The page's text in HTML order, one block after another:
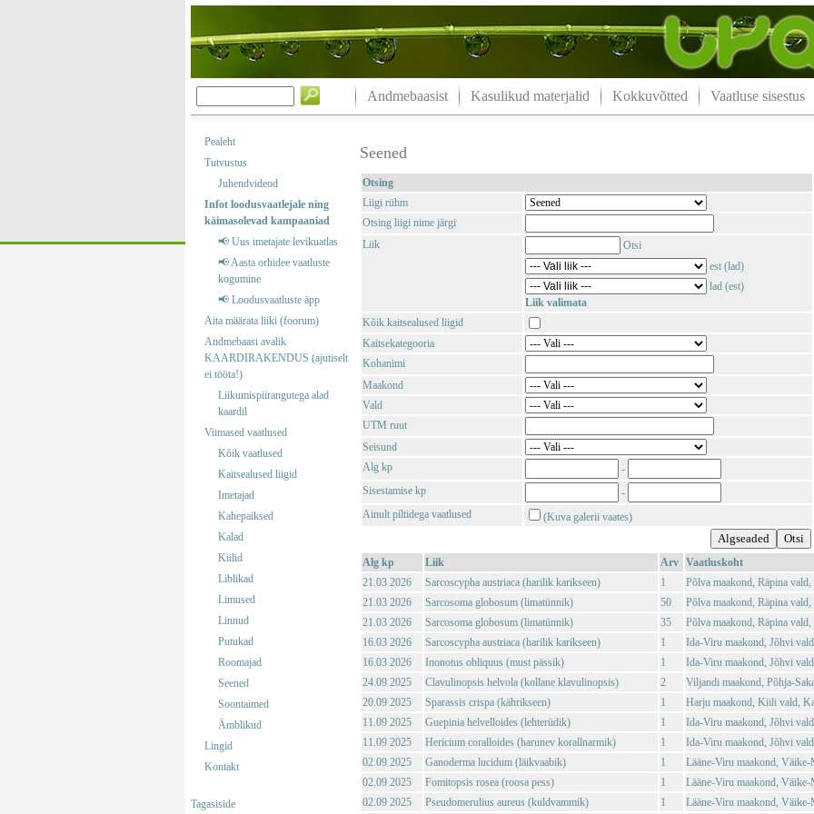
Andmebaasist Kasulikud materjalid Kokkuvõtted Vaatluse sisestus
Pealeht
Tutvustus
Juhendvideod
Infot loodusvaatlejale ning
käimasolevad kampaaniad
📢 Uus imetajate levikuatlas
📢 Aasta orhidee vaatluste
kogumine
📢 Loodusvaatluste äpp
Aita määrata liiki (foorum)
Andmebaasi avalik
KAARDIRAKENDUS (ajutiselt
ei tööta!)
Liikumispiirangutega alad
kaardil
Viimased vaatlused
Kõik vaatlused
Kaitsealused liigid
Imetajad
Kahepaiksed
Kalad
Kiilid
Liblikad
Limused
Linnud
Putukad
Roomajad
Seened
Soontaimed
Ämblikud
Lingid
Kontakt
Tagasiside
Seened
Otsing
Liigi rühm
Otsing liigi nime järgi
Liik
Otsi
est (lad)
lad (est)
Liik valimata
Kõik kaitsealused liigid
Kaitsekategooria
Kohanimi
Maakond
Vald
UTM ruut
Seisund
Alg kp
-
Sisestamise kp
-
Ainult piltidega vaatlused
(Kuva galerii vaates)
Alg kp Liik Arv
Vaatluskoht
21.03 2026
Sarcoscypha austriaca (harilik karikseen) 1
Põlva maakond, Räpina
21.03 2026
Sarcosoma globosum (limatünnik) 50
Põlva maakond, Räpina
21.03 2026
Sarcosoma globosum (limatünnik) 35
Põlva maakond, Räpina
16.03 2026
Sarcoscypha austriaca (harilik karikseen) 1
Ida-Viru maakond, Jõhvi
16.03 2026
Inonotus obliquus (must pässik) 1
Ida-Viru maakond, Jõhvi
24.09 2025
Clavulinopsis helvola (kollane klavulinopsis) 2
Viljandi maakond, Põhja-
20.09 2025
Sparassis crispa (kährikseen) 1
Harju maakond, Kiili vald,
11.09 2025
Guepinia helvelloides (lehterüdik) 1
Ida-Viru maakond, Jõhvi
11.09 2025
Hericium coralloides (harunev korallnarmik) 1
Ida-Viru maakond, Jõhvi
02.09 2025
Ganoderma lucidum (läikvaabik) 1
Lääne-Viru maakond,
02.09 2025
Fomitopsis rosea (roosa pess) 1
Lääne-Viru maakond, Väike-
02.09 2025
Pseudomerulius aureus (kuldvammik) 1 Lääne-Viru maakond, Väike-